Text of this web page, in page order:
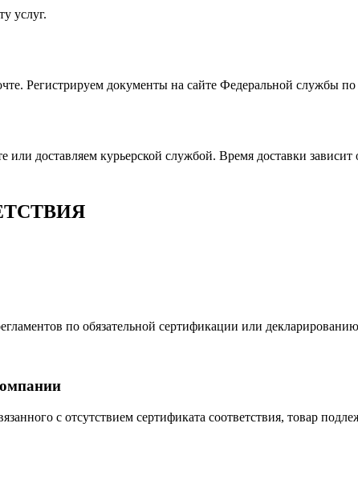
услуг.
Регистрируем документы на сайте Федеральной службы по
доставляем курьерской службой. Время доставки зависит
по обязательной сертификации или
с отсутствием сертификата соответствия, товар